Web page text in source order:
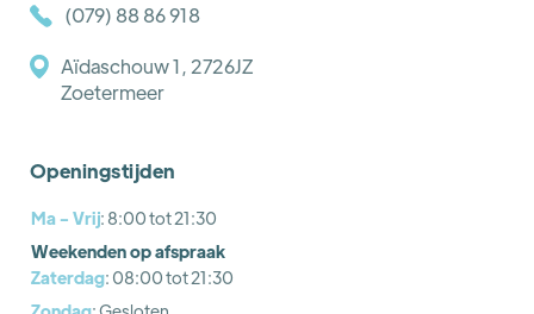
(079) 88 86 918
Aïdaschouw 1, 2726JZ
Zoetermeer
Openingstijden
Ma - Vrij: 8:00 tot 21:30
Weekenden op afspraak
Zaterdag: 08:00 tot 21:30